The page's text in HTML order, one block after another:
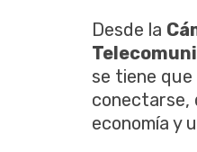
Desde la
se tiene
conectarse,
economía y